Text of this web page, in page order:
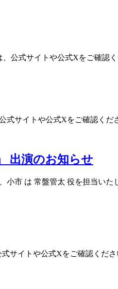
公式サイトや公式Xをご確認く
サイトや公式Xをご確認くだ
出演のお知らせ
市 は 常盤管太 役を担当い
サイトや公式Xをご確認くださ